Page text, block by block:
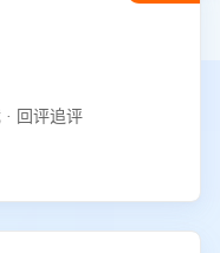
售后智能客服 · 智能建单 · 物流拦截 · 回评追评